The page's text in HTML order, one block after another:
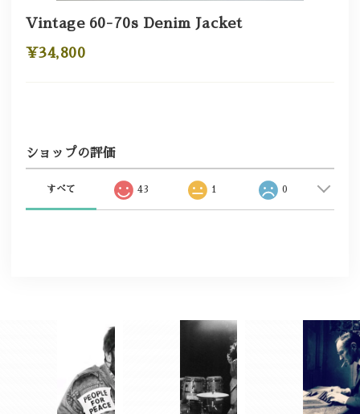
Vintage 60-70s Denim Jacket
¥34,800
ショップの評価
すべて 43 1 0